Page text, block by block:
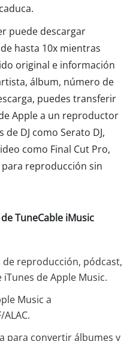
puede descargar
hasta 10x mientras
original e información
álbum, número de
puedes transferir
Apple a un reproductor
DJ como Serato DJ,
como Final Cut Pro,
reproducción sin
TuneCable iMusic
de reproducción, pódcast,
de Apple Music.
Music a
ALAC.
para convertir álbumes y